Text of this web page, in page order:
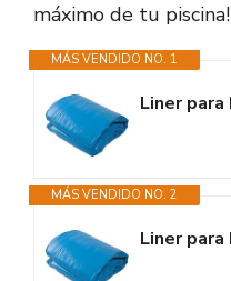
máximo de tu piscina!
MÁS VENDIDO NO. 1
MÁS VENDIDO NO. 2